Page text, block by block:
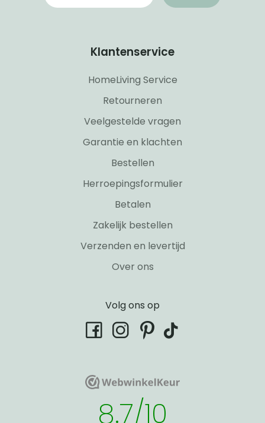
Klantenservice
HomeLiving Service
Retourneren
Veelgestelde vragen
Garantie en klachten
Bestellen
Herroepingsformulier
Betalen
Zakelijk bestellen
Verzenden en levertijd
Over ons
Volg ons op
facebookinstagram
pinterest
tiktok
WebwinkelKeurWebwinkelKeur
8.7/10